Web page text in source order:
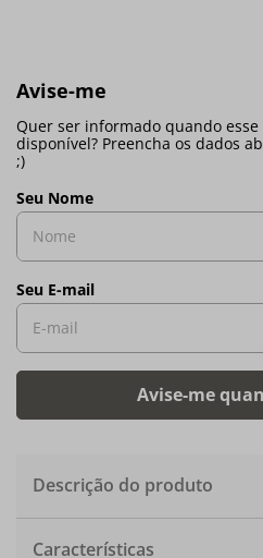
Descrição do produto
O novo suporte para bolos da
Características